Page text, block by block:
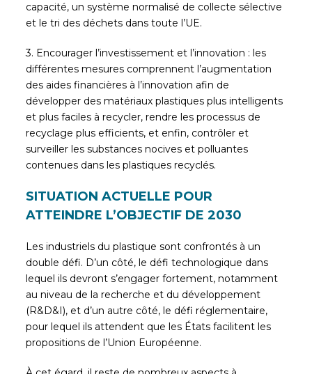
capacité, un système normalisé de collecte sélective
et le tri des déchets dans toute l’UE.
3. Encourager l’investissement et l’innovation : les
différentes mesures comprennent l’augmentation
des aides financières à l’innovation afin de
développer des matériaux plastiques plus intelligents
et plus faciles à recycler, rendre les processus de
recyclage plus efficients, et enfin, contrôler et
surveiller les substances nocives et polluantes
contenues dans les plastiques recyclés.
SITUATION ACTUELLE POUR
ATTEINDRE L’OBJECTIF DE 2030
Les industriels du plastique sont confrontés à un
double défi. D’un côté, le défi technologique dans
lequel ils devront s’engager fortement, notamment
au niveau de la recherche et du développement
(R&D&I), et d’un autre côté, le défi réglementaire,
pour lequel ils attendent que les États facilitent les
propositions de l’Union Européenne.